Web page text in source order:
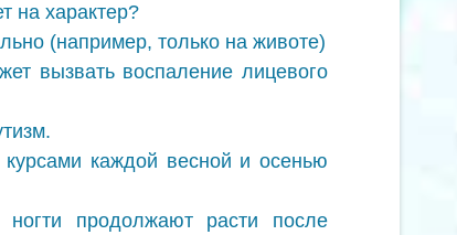
на характер?
(например, только на животе)
вызвать воспаление лицевого
каждой весной и осенью
продолжают расти после